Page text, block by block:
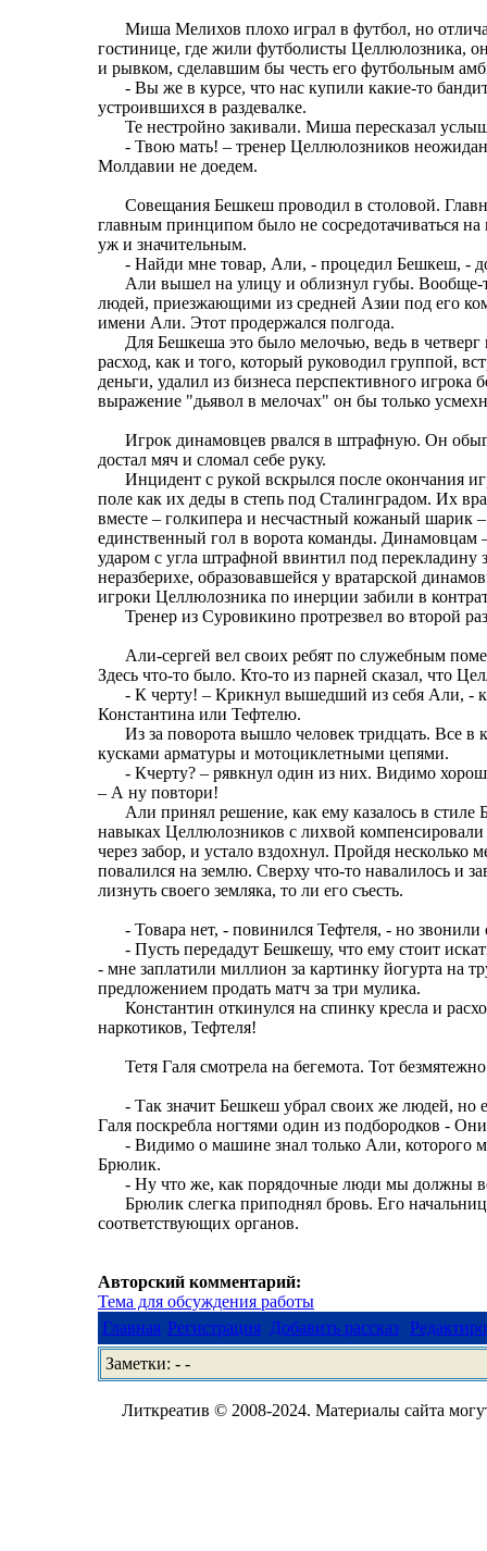
Миша Мелихов плохо играл в футбол, но
гостинице, где жили футболисты Целлюлозника,
и рывком, сделавшим бы честь его футбольным
- Вы же в курсе, что нас купили какие-то
устроившихся в раздевалке.
Те нестройно закивали. Миша пересказал
- Твою мать! – тренер Целлюлозников
Молдавии не доедем.
Совещания Бешкеш проводил в столовой.
главным принципом было не сосредотачиваться
уж и значительным.
- Найди мне товар, Али, - процедил Бешкеш, -
Али вышел на улицу и облизнул губы. Вообще-
людей, приезжающими из средней Азии под его
имени Али. Этот продержался полгода.
Для Бешкеша это было мелочью, ведь в
расход, как и того, который руководил группой,
деньги, удалил из бизнеса перспективного
выражение "дьявол в мелочах" он бы только
Игрок динамовцев рвался в штрафную. Он
достал мяч и сломал себе руку.
Инцидент с рукой вскрылся после окончания
поле как их деды в степь под Сталинградом. Их
вместе – голкипера и несчастный кожаный шарик
единственный гол в ворота команды. Динамовцам
ударом с угла штрафной ввинтил под
неразберихе, образовавшейся у вратарской
игроки Целлюлозника по инерции забили в
Тренер из Суровикино протрезвел во второй
Али-сергей вел своих ребят по служебным
Здесь что-то было. Кто-то из парней сказал, что
- К черту! – Крикнул вышедший из себя Али, -
Константина или Тефтелю.
Из за поворота вышло человек тридцать. Все
кусками арматуры и мотоциклетными цепями.
- Кчерту? – рявкнул один из них. Видимо
– А ну повтори!
Али принял решение, как ему казалось в
навыках Целлюлозников с лихвой
через забор, и устало вздохнул. Пройдя
повалился на землю. Сверху что-то навалилось и
лизнуть своего земляка, то ли его съесть.
- Товара нет, - повинился Тефтеля, - но
- Пусть передадут Бешкешу, что ему стоит
- мне заплатили миллион за картинку йогурта на
предложением продать матч за три мулика.
Константин откинулся на спинку кресла и
наркотиков, Тефтеля!
Тетя Галя смотрела на бегемота. Тот
- Так значит Бешкеш убрал своих же людей, но
Галя поскребла ногтями один из подбородков -
- Видимо о машине знал только Али, которого
Брюлик.
- Ну что же, как порядочные люди мы должны
Брюлик слегка приподнял бровь. Его
соответствующих органов.
Авторский комментарий:
Тема для обсуждения работы
Главная Регистрация Добавить рассказ
Заметки: - -
Литкреатив © 2008-2024. Материалы сайта